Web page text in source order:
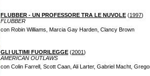
FLUBBER - UN PROFESSORE TRA LE NUVOLE (1997)
FLUBBER
con Robin Williams, Marcia Gay Harden, Clancy Brown
GLI ULTIMI FUORILEGGE (2001)
AMERICAN OUTLAWS
con Colin Farrell, Scott Caan, Ali Larter, Gabriel Macht,